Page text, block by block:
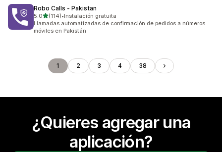
Robo Calls ‑ Pakistan
5.0de 5 estrellas
(114)
114 reseñas en total
•Instalación gratuita
Llamadas automatizadas de confirmación de pedidos a números
móviles en Pakistán
1 2 3 4 38
¿Quieres agregar una
aplicación?